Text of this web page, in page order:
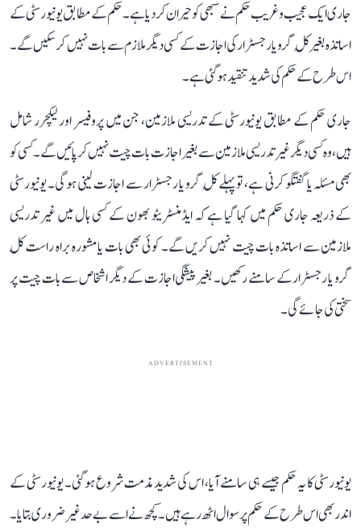
جاری ایک عجیب و غریب حکم نے سبھی کو حیران کر دیا ہے۔ حکم کے مطابق یونیورسٹی کے
اساتذہ بغیر کُل گرو یا رجسٹرار کی اجازت کے کسی دیگر ملازم سے بات نہیں کر سکیں گے۔
اس طرح کے حکم کی شدید تنقید ہو گئی ہے۔
جاری حکم کے مطابق یونیورسٹی کے تدریسی ملازمین، جن میں پروفیسر اور لیکچرر شامل
ہیں، وہ کسی دیگر غیر تدریسی ملازمین سے بغیر اجازت بات چیت نہیں کر پائیں گے۔ کسی کو
بھی مسئلہ یا گفتگو کرنی ہے، تو پہلے کُل گرو یا رجسٹرار سے اجازت لینی ہوگی۔ یونیورسٹی
کے ذریعہ جاری حکم میں کہا گیا ہے کہ ایڈمنسٹریٹو بھون کے کسی ہال میں غیر تدریسی
ملازمین سے اساتذہ بات چیت نہیں کریں گے۔ کوئی بھی بات یا مشورہ براہ راست کُل
گرو یا رجسٹرار کے سامنے رکھیں۔ بغیر پیشگی اجازت کے دیگر اشخاص سے بات چیت پر
سختی کی جائے گی۔
ADVERTISEMENT
یونیورسٹی کا یہ حکم جیسے ہی سامنے آیا، اس کی شدید مذمت شروع ہو گئی۔ یونیورسٹی کے
اندر بھی اس طرح کے حکم پر سوال اٹھ رہے ہیں۔ کچھ نے اسے بے حد غیر ضروری بتایا۔